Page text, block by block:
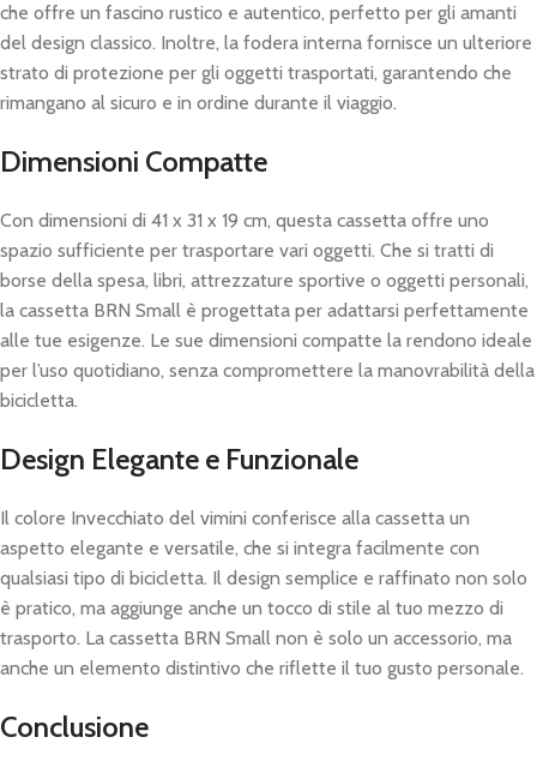
che offre un fascino rustico e autentico, perfetto per gli amanti
del design classico. Inoltre, la fodera interna fornisce un ulteriore
strato di protezione per gli oggetti trasportati, garantendo che
rimangano al sicuro e in ordine durante il viaggio.
Dimensioni Compatte
Con dimensioni di 41 x 31 x 19 cm, questa cassetta offre uno
spazio sufficiente per trasportare vari oggetti. Che si tratti di
borse della spesa, libri, attrezzature sportive o oggetti personali,
la cassetta BRN Small è progettata per adattarsi perfettamente
alle tue esigenze. Le sue dimensioni compatte la rendono ideale
per l’uso quotidiano, senza compromettere la manovrabilità della
bicicletta.
Design Elegante e Funzionale
Il colore Invecchiato del vimini conferisce alla cassetta un
aspetto elegante e versatile, che si integra facilmente con
qualsiasi tipo di bicicletta. Il design semplice e raffinato non solo
è pratico, ma aggiunge anche un tocco di stile al tuo mezzo di
trasporto. La cassetta BRN Small non è solo un accessorio, ma
anche un elemento distintivo che riflette il tuo gusto personale.
Conclusione